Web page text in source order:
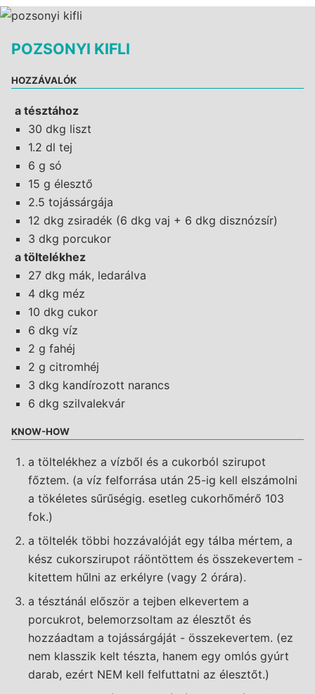
POZSONYI KIFLI
HOZZÁVALÓK
a tésztához
30 dkg liszt
1.2 dl tej
6 g só
15 g élesztő
2.5 tojássárgája
12 dkg zsiradék (6 dkg vaj + 6 dkg disznózsír)
3 dkg porcukor
a töltelékhez
27 dkg mák, ledarálva
4 dkg méz
10 dkg cukor
6 dkg víz
2 g fahéj
2 g citromhéj
3 dkg kandírozott narancs
6 dkg szilvalekvár
KNOW-HOW
a töltelékhez a vízből és a cukorból szirupot
főztem. (a víz felforrása után 25-ig kell elszámolni
a tökéletes sűrűségig. esetleg cukorhőmérő 103
fok.)
a töltelék többi hozzávalóját egy tálba mértem, a
kész cukorszirupot ráöntöttem és összekevertem -
kitettem hűlni az erkélyre (vagy 2 órára).
a tésztánál először a tejben elkevertem a
porcukrot, belemorzsoltam az élesztőt és
hozzáadtam a tojássárgáját - összekevertem. (ez
nem klasszik kelt tészta, hanem egy omlós gyúrt
darab, ezért NEM kell felfuttatni az élesztőt.)